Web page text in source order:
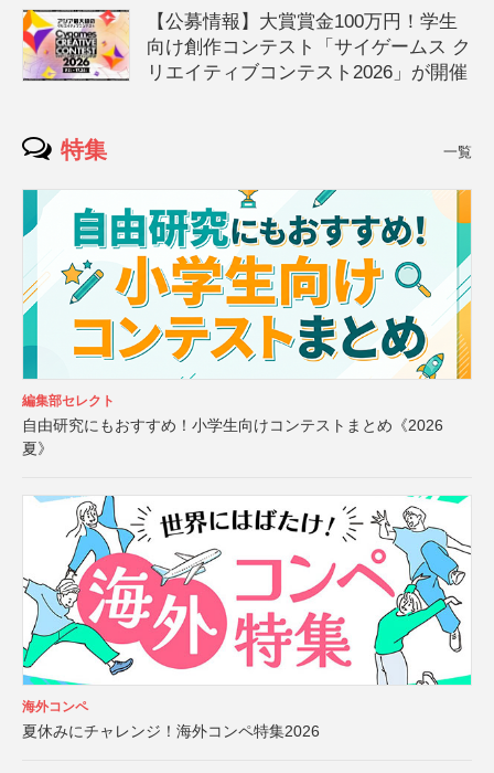
【公募情報】大賞賞金100万円！学生
向け創作コンテスト「サイゲームス ク
リエイティブコンテスト2026」が開催
特集 一覧
編集部セレクト
自由研究にもおすすめ！小学生向けコンテストまとめ《2026
夏》
海外コンペ
夏休みにチャレンジ！海外コンペ特集2026